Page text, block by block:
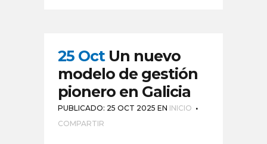
25 Oct Un nuevo
modelo de gestión
pionero en Galicia
PUBLICADO: 25 OCT 2025 EN INICIO
COMPARTIR